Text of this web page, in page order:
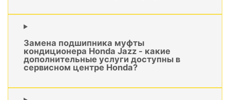
Замена подшипника муфты
кондиционера Honda Jazz - какие
дополнительные услуги доступны в
сервисном центре Honda?